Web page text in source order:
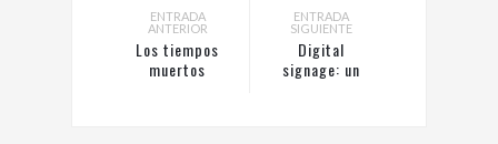
ENTRADA
ANTERIOR
Los tiempos
muertos
ENTRADA
SIGUIENTE
Digital
signage: un